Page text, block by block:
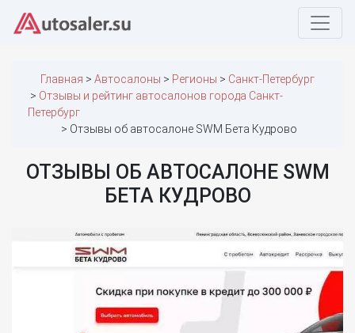
Главная Автосалоны Регионы
Санкт-Петербург
Отзывы и рейтинг автосалонов города Санкт-
Петербург
Отзывы об автосалоне SWM Бета Кудрово
ОТЗЫВЫ ОБ АВТОСАЛОНЕ SWM
БЕТА КУДРОВО